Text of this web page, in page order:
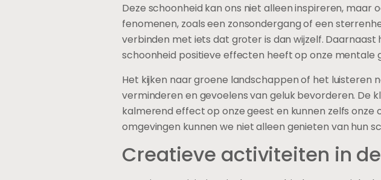
Deze schoonheid kan ons niet alleen inspireren, maar
fenomenen, zoals een zonsondergang of een
verbinden met iets dat groter is dan wijzelf.
schoonheid positieve effecten heeft op onze mentale
Het kijken naar groene landschappen of het luisteren
verminderen en gevoelens van geluk bevorderen. De
kalmerend effect op onze geest en kunnen zelfs
omgevingen kunnen we niet alleen genieten van hun
Creatieve activiteiten in